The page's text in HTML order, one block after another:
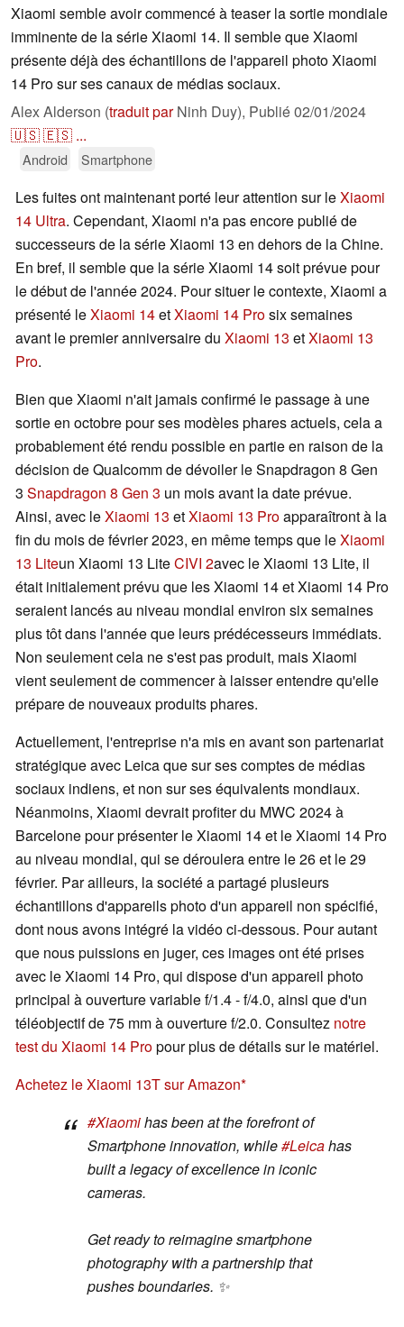
Xiaomi semble avoir commencé à teaser la sortie mondiale
imminente de la série Xiaomi 14. Il semble que Xiaomi
présente déjà des échantillons de l'appareil photo Xiaomi
14 Pro sur ses canaux de médias sociaux.
Alex Alderson (traduit parNinh Duy), Publié02/01/2024
🇺🇸🇪🇸 ...
Android Smartphone
Les fuites ont maintenant porté leur attention sur leXiaomi
14 Ultra. Cependant, Xiaomi n'a pas encore publié de
successeurs de la série Xiaomi 13 en dehors de la Chine.
En bref, il semble que la série Xiaomi 14 soit prévue pour
le début de l'année 2024. Pour situer le contexte, Xiaomi a
présenté leXiaomi 14etXiaomi 14 Prosix semaines
avant le premier anniversaire du Xiaomi 13 etXiaomi 13
Pro.
Bien que Xiaomi n'ait jamais confirmé le passage à une
sortie en octobre pour ses modèles phares actuels, cela a
probablement été rendu possible en partie en raison de la
décision de Qualcomm de dévoiler le Snapdragon 8 Gen
3 Snapdragon 8 Gen 3 un mois avant la date prévue.
Ainsi, avec leXiaomi 13 etXiaomi 13 Proapparaîtront à la
fin du mois de février 2023, en même temps que leXiaomi
13 Liteun Xiaomi 13 LiteCIVI 2avec le Xiaomi 13 Lite, il
était initialement prévu que les Xiaomi 14 et Xiaomi 14 Pro
seraient lancés au niveau mondial environ six semaines
plus tôt dans l'année que leurs prédécesseurs immédiats.
Non seulement cela ne s'est pas produit, mais Xiaomi
vient seulement de commencer à laisser entendre qu'elle
prépare de nouveaux produits phares.
Actuellement, l'entreprise n'a mis en avant son partenariat
stratégique avec Leica que sur ses comptes de médias
sociaux indiens, et non sur ses équivalents mondiaux.
Néanmoins, Xiaomi devrait profiter du MWC 2024 à
Barcelone pour présenter le Xiaomi 14 et le Xiaomi 14 Pro
au niveau mondial, qui se déroulera entre le 26 et le 29
février. Par ailleurs, la société a partagé plusieurs
échantillons d'appareils photo d'un appareil non spécifié,
dont nous avons intégré la vidéo ci-dessous. Pour autant
que nous puissions en juger, ces images ont été prises
avec le Xiaomi 14 Pro, qui dispose d'un appareil photo
principal à ouverture variable f/1.4 - f/4.0, ainsi que d'un
téléobjectif de 75 mm à ouverture f/2.0. Consultez notre
test du Xiaomi 14 Propour plus de détails sur le matériel.
Achetez le Xiaomi 13T sur Amazon
#Xiaomihas been at the forefront of
Smartphone innovation, while#Leicahas
built a legacy of excellence in iconic
cameras.
Get ready to reimagine smartphone
photography with a partnership that
pushes boundaries. ✨